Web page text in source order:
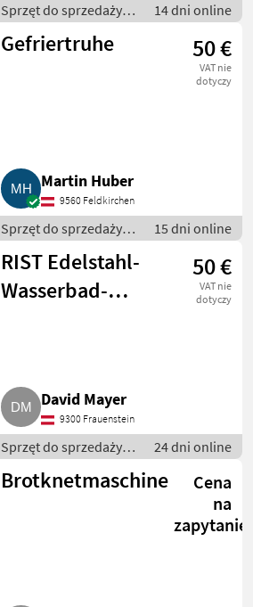
Sprzęt do sprzedaży
pośredniej / Inny
sprzęt do sprzedaży
14 dni online
Gefriertruhe 50 €
VAT nie
dotyczy
Martin Huber
9560 Feldkirchen
Sprzęt do sprzedaży
pośredniej / Inny
sprzęt do sprzedaży
pośredniej
15 dni online
RIST Edelstahl-
Wasserbad-
50 €
VAT nie
dotyczy
David Mayer
9300 Frauenstein
Sprzęt do sprzedaży
pośredniej / Inny
sprzęt do sprzedaży
24 dni online
Brotknetmaschine
Cena
na
zapytanie